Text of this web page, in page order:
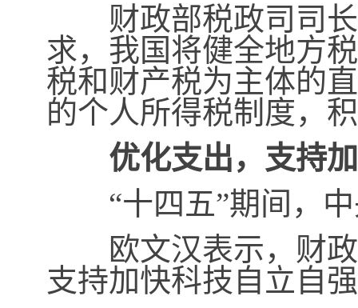
财政部税政司司长
求，我国将健全地方
税和财产税为主体的
的个人所得税制度，
优化支出，支持
“十四五”期间，中
欧文汉表示，财政
支持加快科技自立自